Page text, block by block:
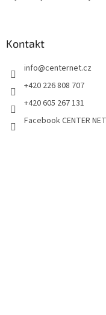
Kontakt
info@centernet.cz
+420 226 808 707
+420 605 267 131
Facebook CENTER NET